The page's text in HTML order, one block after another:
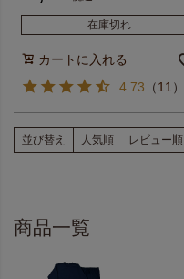
在庫切れ
カートに入れる
4.73 （11 ）
並び替え 人気順 レビュー順
商品一覧